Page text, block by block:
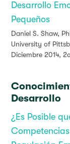
Desarrollo
Pequeños
Daniel S. Shaw,
University of
Diciembre 2014,
Desarrollo
¿Es Posible